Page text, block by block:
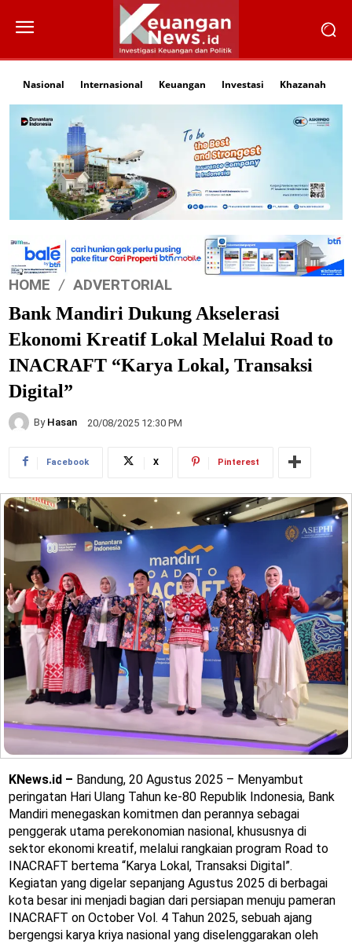
Nasional Internasional Keuangan Investasi Khazanah
HOME ADVERTORIAL
Bank Mandiri Dukung Akselerasi
Ekonomi Kreatif Lokal Melalui Road to
INACRAFT “Karya Lokal, Transaksi
Digital”
By Hasan 20/08/2025 12:30 PM
Facebook X Pinterest
KNews.id – Bandung, 20 Agustus 2025 – Menyambut
peringatan Hari Ulang Tahun ke-80 Republik Indonesia, Bank
Mandiri menegaskan komitmen dan perannya sebagai
penggerak utama perekonomian nasional, khususnya di
sektor ekonomi kreatif, melalui rangkaian program Road to
INACRAFT bertema “Karya Lokal, Transaksi Digital”.
Kegiatan yang digelar sepanjang Agustus 2025 di berbagai
kota besar ini menjadi bagian dari persiapan menuju pameran
INACRAFT on October Vol. 4 Tahun 2025, sebuah ajang
bergengsi karya kriya nasional yang diselenggarakan oleh